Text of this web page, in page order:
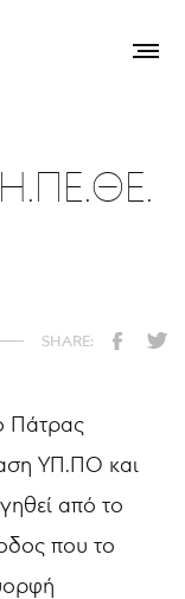
Πάτρας
ΥΠ.ΠΟ και
από το
που το